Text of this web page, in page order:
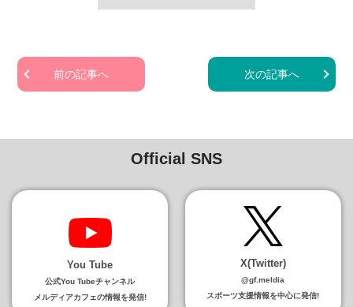
前の記事へ 次の記事へ
Official SNS
You Tube
公式You Tubeチャンネル
メルディアカフェの情報を発信!
X(Twitter)
@gf.meldia
スポーツ支援情報を中心に発信!